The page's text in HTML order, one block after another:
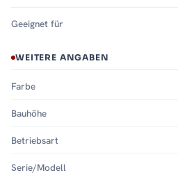
Geeignet für
WEITERE ANGABEN
Farbe
Bauhöhe
Betriebsart
Serie/Modell